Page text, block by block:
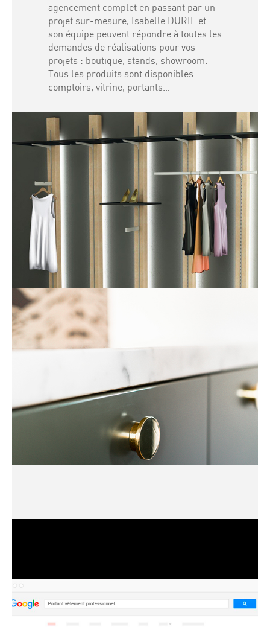
agencement complet en passant par un
projet sur-mesure, Isabelle DURIF et
son équipe peuvent répondre à toutes les
demandes de réalisations pour vos
projets : boutique, stands, showroom.
Tous les produits sont disponibles :
comptoirs, vitrine, portants…